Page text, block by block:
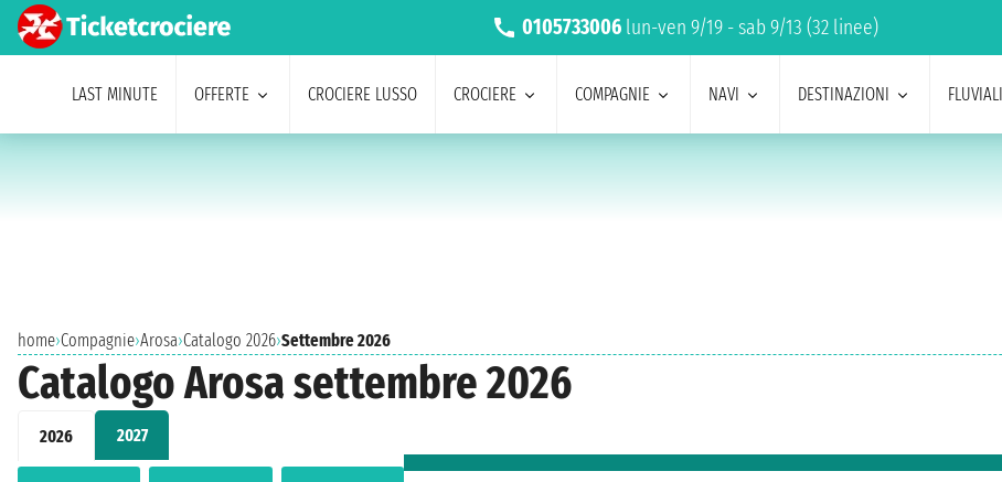
0105733006 lun-ven 9/19 - sab 9/13 (32 linee)
LAST MINUTE OFFERTE CROCIERE LUSSO CROCIERE COMPAGNIE NAVI DESTINAZIONI FLUVIALI
home›Compagnie›Arosa›Catalogo 2026›Settembre 2026
Catalogo Arosa settembre 2026
2026 2027